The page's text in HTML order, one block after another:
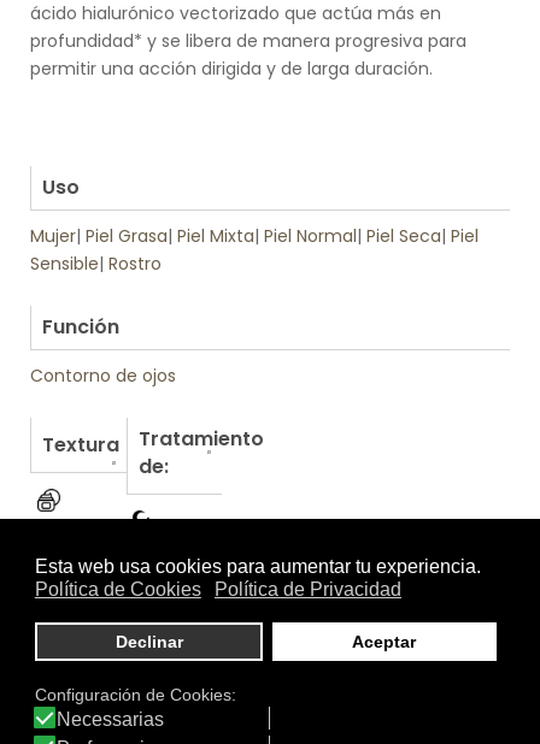
ácido hialurónico vectorizado que actúa más en
profundidad* y se libera de manera progresiva para
permitir una acción dirigida y de larga duración.
Uso
Mujer| Piel Grasa| Piel Mixta| Piel Normal| Piel Seca| Piel
Sensible| Rostro
Función
Contorno de ojos
Textura
Tratamiento
de:
Otros productos de Lierac